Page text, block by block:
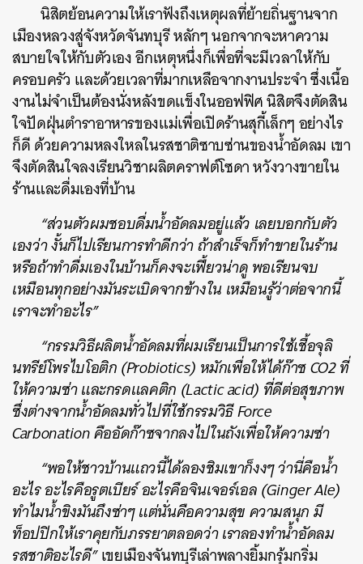
นิสิตย้อนความให้เราฟังถึงเหตุผลที่ย้ายถิ่นฐานจาก
เมืองหลวงสู่จังหวัดจันทบุรี หลักๆ นอกจากจะหาความ
สบายใจให้กับตัวเอง อีกเหตุหนึ่งก็เพื่อที่จะมีเวลาให้กับ
ครอบครัว และด้วยเวลาที่มากเหลือจากงานประจำ ซึ่งเนื้อ
งานไม่จำเป็นต้องนั่งหลังขดแข็งในออฟฟิศ นิสิตจึงตัดสิน
ใจปัดฝุ่นตำราอาหารของแม่เพื่อเปิดร้านสุกี้เล็กๆ อย่างไร
ก็ดี ด้วยความหลงใหลในรสชาติซาบซ่านของน้ำอัดลม เขา
จึงตัดสินใจลงเรียนวิชาผลิตคราฟต์โซดา หวังวางขายใน
ร้านและดื่มเองที่บ้าน
“ส่วนตัวผมชอบดื่มน้ำอัดลมอยู่แล้ว เลยบอกกับตัว
เองว่า งั้นก็ไปเรียนการทำดีกว่า ถ้าสำเร็จก็ทำขายในร้าน
หรือถ้าทำดื่มเองในบ้านก็คงจะเฟี้ยวน่าดู พอเรียนจบ
เหมือนทุกอย่างมันระเบิดจากข้างใน เหมือนรู้ว่าต่อจากนี้
เราจะทำอะไร”
“กรรมวิธีผลิตน้ำอัดลมที่ผมเรียนเป็นการใช้เชื้อจุลิ
นทรีย์โพรไบโอติก (Probiotics) หมักเพื่อให้ได้ก๊าซ CO2 ที่
ให้ความซ่า และกรดแลคติก (Lactic acid) ที่ดีต่อสุขภาพ
ซึ่งต่างจากน้ำอัดลมทั่วไปที่ใช้กรรมวิธี Force
Carbonation คืออัดก๊าซจากลงไปในถังเพื่อให้ความซ่า
“พอให้ชาวบ้านแถวนี้ได้ลองชิมเขาก็งงๆ ว่านี่คือน้ำ
อะไร อะไรคือรูตเบียร์ อะไรคือจินเจอร์เอล (Ginger Ale)
ทำไมน้ำขิงมันถึงซ่าๆ แต่นั่นคือความสุข ความสนุก มี
ท็อปปิกให้เราคุยกับภรรยาตลอดว่า เราลองทำน้ำอัดลม
รสชาติอะไรดี”เขยเมืองจันทบุรีเล่าพลางยิ้มกรุ้มกริ่ม